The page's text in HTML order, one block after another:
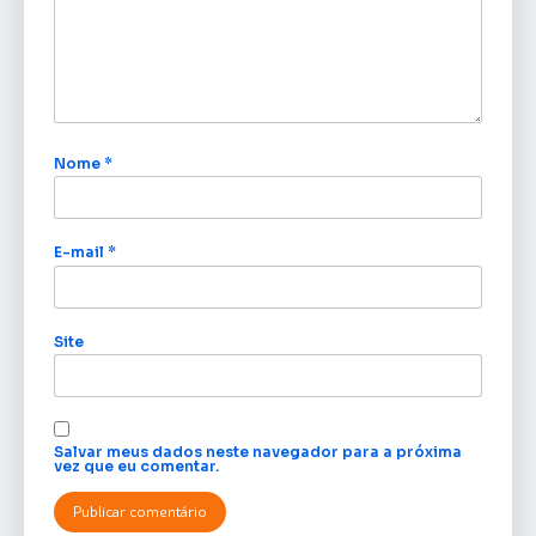
Nome *
E-mail *
Site
Salvar meus dados neste navegador para a próxima
vez que eu comentar.